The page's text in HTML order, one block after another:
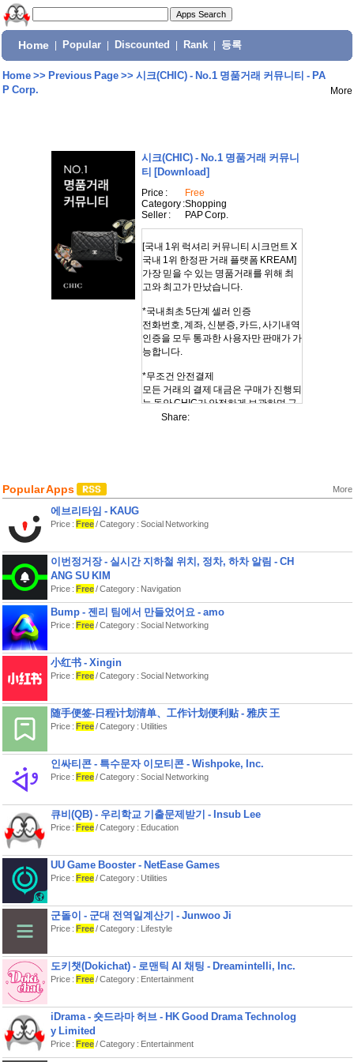
Home Popular Discounted Rank 등록
Home>> Previous Page>> 시크(CHIC) - No.1 명품거래 커뮤니티 - PA
P Corp.
More
시크(CHIC) - No.1 명품거래 커뮤니
티 [Download]
Price :
Free
Category :Shopping
Seller :
PAP Corp.
[국내 1위 럭셔리 커뮤니티 시크먼트 X
국내 1위 한정판 거래 플랫폼 KREAM]
가장 믿을 수 있는 명품거래를 위해 최
고와 최고가 만났습니다.
*국내최초 5단계 셀러 인증
전화번호, 계좌, 신분증, 카드, 사기내역
인증을 모두 통과한 사용자만 판매가 가
능합니다.
*무조건 안전결제
모든 거래의 결제 대금은 구매가 진행되
는 동안 CHIC가 안전하게 보관하며 구
매가 확정되면 셀러에게 정산됩니다.
*자체 검수센터 CHIC Lab
Share:
Popular Apps More
에브리타임 - KAUG
Price : Free/ Category : Social Networking
이번정거장 - 실시간 지하철 위치, 정차, 하차 알림 - CH
ANG SU KIM
Price : Free/ Category : Navigation
Bump - 젠리 팀에서 만들었어요 - amo
Price : Free/ Category : Social Networking
小红书 - Xingin
Price : Free/ Category : Social Networking
随手便签-日程计划清单、工作计划便利贴 - 雅庆 王
Price : Free/ Category : Utilities
인싸티콘 - 특수문자 이모티콘 - Wishpoke, Inc.
Price : Free/ Category : Social Networking
큐비(QB) - 우리학교 기출문제받기 - Insub Lee
Price : Free/ Category : Education
UU Game Booster - NetEase Games
Price : Free/ Category : Utilities
군돌이 - 군대 전역일계산기 - Junwoo Ji
Price : Free/ Category : Lifestyle
도키챗(Dokichat) - 로맨틱 AI 채팅 - Dreamintelli, Inc.
Price : Free/ Category : Entertainment
iDrama - 숏드라마 허브 - HK Good Drama Technolog
y Limited
Price : Free/ Category : Entertainment